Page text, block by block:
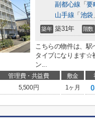
副都心線 「要
山手線 「 池袋
築年 築31年 階数
こちらの物件は、
タイプになります☆
ン...
管理費・共益費 敷金
5,500円 1ヶ月